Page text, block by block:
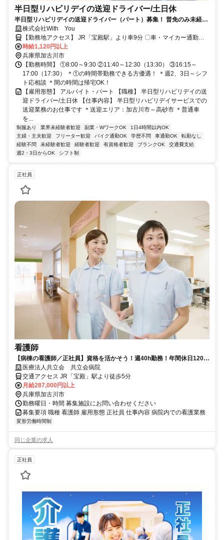
半日型リハビリデイの送迎ドライバー/土日休
半日型リハビリデイの送迎ドライバー（パート）募集！ 普免のみ未経験
可＊短時間勤務でかけもちOK＊
株式会社With You
【勤務地アクセス】 JR「宝殿駅」より車9分 〇車・マイカー通勤可
（無料駐車場有） 〇バイク通勤可
時給1,120円以上
兵庫県加古川市
【勤務時間】 ①8:00～9:30 ②11:40～12:30（13:30） ③16:15～
17:00（17:30） ＊①の時間帯勤務できる方優遇！ ＊週2、3日～シフ
ト応相談 ＊間の時間は帰宅OK！
【雇用形態】 アルバイト・パート 【職種】 半日型リハビリデイの送
迎ドライバー/土日休 【仕事内容】 半日型リハビリデイサービスでの
送迎業務のお仕事です ＊送迎エリア：加古川市～高砂市 ＊普通車
を...
制服あり 業界未経験者歓迎 副業・WワークOK
1日4時間以内OK
主婦・主夫歓迎
フリーター歓迎 バイク通勤OK 学歴不問 車通勤OK
転勤なし
経験不問
未経験者歓迎 経験者歓迎 有資格者歓迎 ブランクOK
交通費支給
週2・3日からOK
シフト制
正社員
看護師
【病棟の看護師／正社員】資格を活かそう！週40h勤務！年間休日120
日！賞与年3回◎
医療法人共立会 共立会病院
交通アクセス JR「宝殿」駅より徒歩5分
月給287,000円以上
兵庫県加古川市
勤務曜日・時間 募集施設にお問い合わせください
募集要項 職種 看護師 雇用形態 正社員 仕事内容 病院内での看護業務
変形労働時間制
同じ企業の求人
正社員